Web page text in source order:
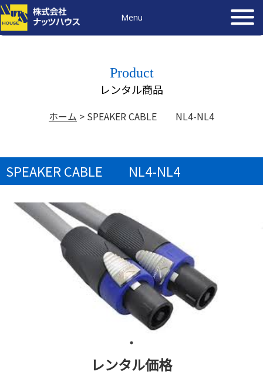
Menu
Product
レンタル商品
ホーム > SPEAKER CABLE NL4-NL4
SPEAKER CABLE NL4-NL4
レンタル価格